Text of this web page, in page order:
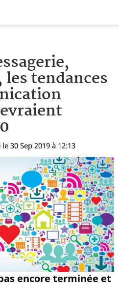
tendances
30 Sep 2019 à 12:13
encore terminée et